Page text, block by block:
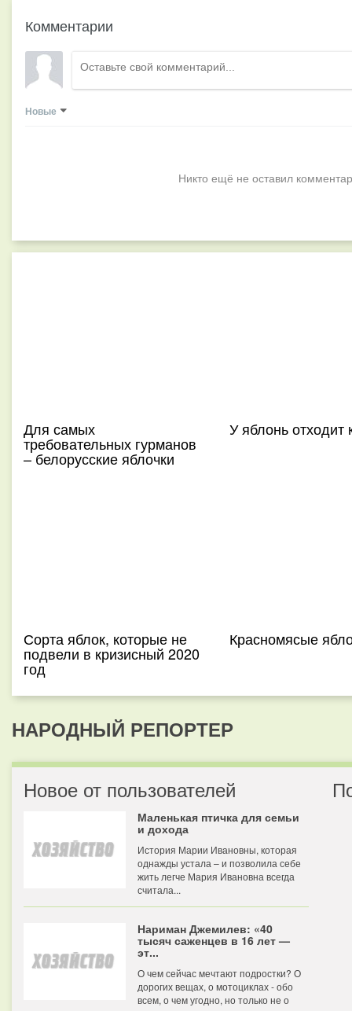
Комментарии
Новые
Никто ещё не оставил
Для самых
требовательных гурманов
– белорусские яблочки
У яблонь отходит
Сорта яблок, которые не
подвели в кризисный 2020
год
Красномясые
НАРОДНЫЙ РЕПОРТЕР
Новое от пользователей
Маленькая птичка для семьи
и дохода
История Марии Ивановны, которая
однажды устала – и позволила себе
жить легче Мария Ивановна всегда
считала...
Нариман Джемилев: «40
тысяч саженцев в 16 лет —
эт...
О чем сейчас мечтают подростки? О
дорогих вещах, о мотоциклах - обо
всем, о чем угодно, но только не о